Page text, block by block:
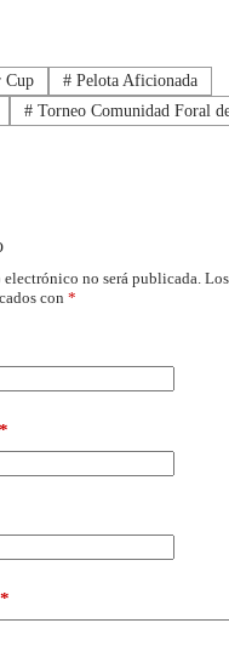
Cup #Pelota Aficionada
#Torneo Comunidad Foral
no será publicada.
con *
*
*